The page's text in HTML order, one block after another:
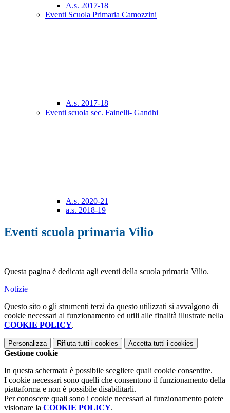
A.s. 2017-18
Eventi Scuola Primaria Camozzini
A.s. 2017-18
Eventi scuola sec. Fainelli- Gandhi
A.s. 2020-21
a.s. 2018-19
Eventi scuola primaria Vilio
Questa pagina è dedicata agli eventi della scuola primaria Vilio.
Notizie
Questo sito o gli strumenti terzi da questo utilizzati si avvalgono di
cookie necessari al funzionamento ed utili alle finalità illustrate nella
COOKIE POLICY.
Personalizza Rifiuta tutti i cookies Accetta tutti i cookies
Gestione cookie
In questa schermata è possibile scegliere quali cookie consentire.
I cookie necessari sono quelli che consentono il funzionamento della
piattaforma e non è possibile disabilitarli.
Per conoscere quali sono i cookie necessari al funzionamento potete
visionare la COOKIE POLICY.